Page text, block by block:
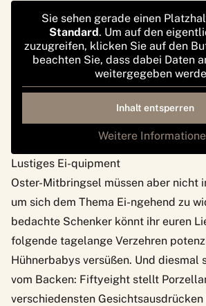
Sie sehen gerade einen
Standard. Um auf den
zuzugreifen, klicken Sie auf den
beachten Sie, dass dabei Daten
weitergegeben
Inhalt entsperren
Weitere
Lustiges Ei-quipment
Oster-Mitbringsel müssen aber nicht
um sich dem Thema Ei-ngehend zu
bedachte Schenker könnt ihr euren
folgende tagelange Verzehren
Hühnerbabys versüßen. Und diesmal
vom Backen: Fiftyeight stellt
verschiedensten Gesichtsausdrücken